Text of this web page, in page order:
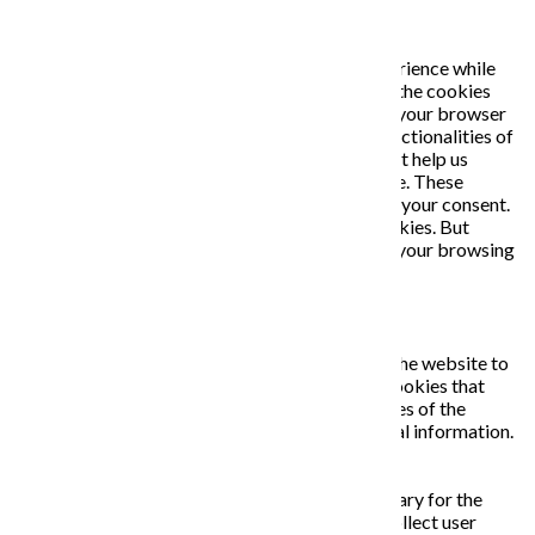
This website uses cookies to improve your experience while
you navigate through the website. Out of these, the cookies
that are categorized as necessary are stored on your browser
as they are essential for the working of basic functionalities of
the website. We also use third-party cookies that help us
analyze and understand how you use this website. These
cookies will be stored in your browser only with your consent.
You also have the option to opt-out of these cookies. But
opting out of some of these cookies may affect your browsing
Necessary cookies are absolutely essential for the website to
function properly. This category only includes cookies that
ensures basic functionalities and security features of the
website. These cookies do not store any personal information.
Any cookies that may not be particularly necessary for the
website to function and is used specifically to collect user